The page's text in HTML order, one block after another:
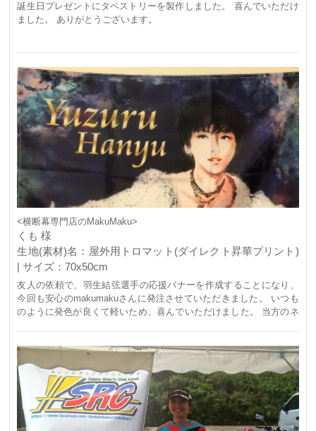
誕生日プレゼントにタペストリーを製作しました。 喜んでいただけ
ました。 ありがとうございます。
<横断幕専門店のMakuMaku>
くも 様
生地(素材)名：屋外用トロマット(ダイレクト昇華プリント)
| サイズ：70x50cm
友人の依頼で、羽生結弦選手の応援バナーを作成することになり、
今回も安心のmakumakuさんに発注させていただきました。 いつも
のように発色が良くて軽いため、喜んでいただけました。 当方のネ
便利です。 またお願いしたいと思いました。